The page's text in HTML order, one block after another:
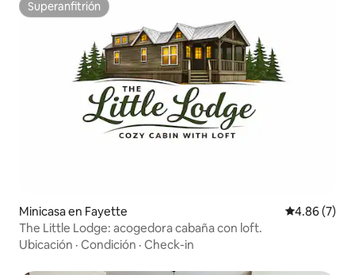
Superanfitrión
Superanfitrión
Minicasa en Fayette Calificación
4.86 (7)
The Little Lodge: acogedora cabaña con loft.
Ubicación · Condición · Check-in